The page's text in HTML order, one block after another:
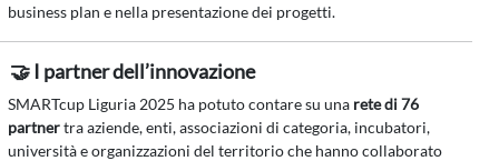
business plan e nella presentazione dei progetti.
🤝 I partner dell’innovazione
SMARTcup Liguria 2025 ha potuto contare su una rete di 76
partnertra aziende, enti, associazioni di categoria, incubatori,
università e organizzazioni del territorio che hanno collaborato